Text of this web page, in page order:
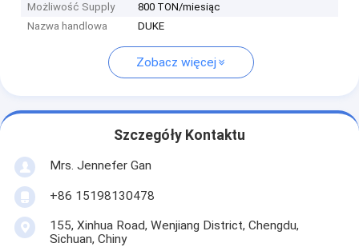
Możliwość Supply
800 TON/miesiąc
Nazwa handlowa
DUKE
Zobacz więcej
Szczegóły Kontaktu
Mrs. Jennefer Gan
+86 15198130478
155, Xinhua Road, Wenjiang District, Chengdu,
Sichuan, Chiny